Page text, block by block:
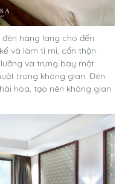
hàng lang cho đến
và làm tỉ mỉ, cẩn thận.
và trưng bày một
trong không gian. Đèn
hòa, tạo nên không gian